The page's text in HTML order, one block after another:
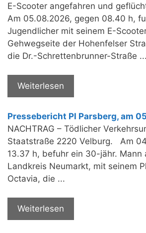
E-Scooter angefahren und
Am 05.08.2026, gegen 08.40 h,
Jugendlicher mit seinem E-
Gehwegseite der Hohenfelser
die Dr.-Schrettenbrunner-Straße ...
Weiterlesen
Pressebericht PI Parsberg, am
NACHTRAG – Tödlicher
Staatstraße 2220 Velburg. Am
13.37 h, befuhr ein 30-jähr. Mann
Landkreis Neumarkt, mit seinem
Octavia, die ...
Weiterlesen